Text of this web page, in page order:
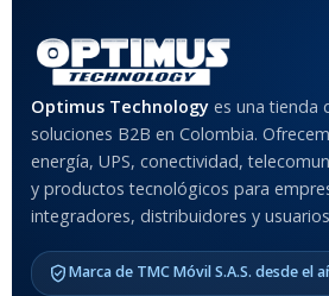
Anti-
Optimus Technology es una tienda
soluciones B2B en Colombia.
energía, UPS, conectividad,
y productos tecnológicos para
integradores, distribuidores y
Marca de TMC Móvil S.A.S. desde el